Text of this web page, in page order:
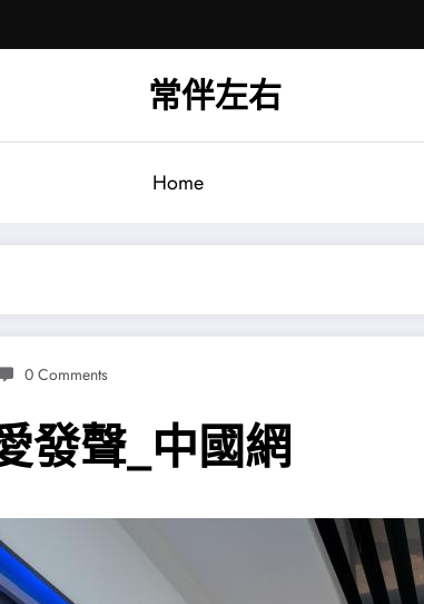
常伴左右
Home
0 Comments
發聲_中國網